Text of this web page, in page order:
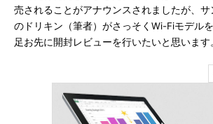
売されることがアナウンスされましたが、
のドリキン（筆者）がさっそくWi-Fiモデル
足お先に開封レビューを行いたいと思います